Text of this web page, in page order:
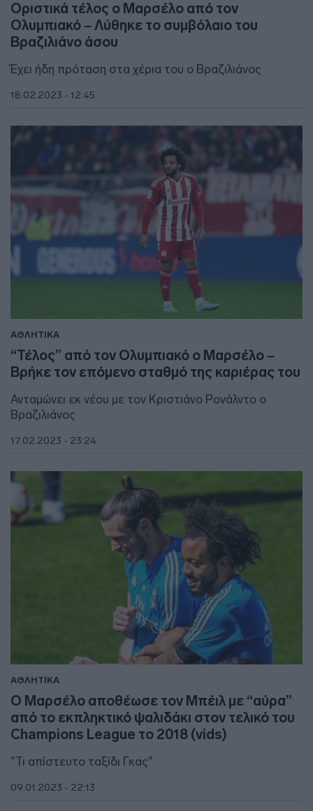
Οριστικά τέλος ο Μαρσέλο από τον
Ολυμπιακό – Λύθηκε το συμβόλαιο του
Βραζιλιάνο άσου
Έχει ήδη πρόταση στα χέρια του ο Βραζιλιάνος
18.02.2023 - 12:45
ΑΘΛΗΤΙΚΑ
“Τέλος” από τον Ολυμπιακό ο Μαρσέλο –
Βρήκε τον επόμενο σταθμό της καριέρας του
Ανταμώνει εκ νέου με τον Κριστιάνο Ρονάλντο ο
Βραζιλιάνος
17.02.2023 - 23:24
ΑΘΛΗΤΙΚΑ
Ο Μαρσέλο αποθέωσε τον Μπέιλ με “αύρα”
από το εκπληκτικό ψαλιδάκι στον τελικό του
Champions League το 2018 (vids)
"Τι απίστευτο ταξίδι Γκας"
09.01.2023 - 22:13